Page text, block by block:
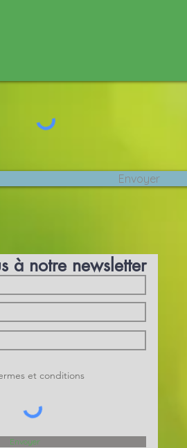
Envoyer
à notre newsletter
et conditions
Envoyer